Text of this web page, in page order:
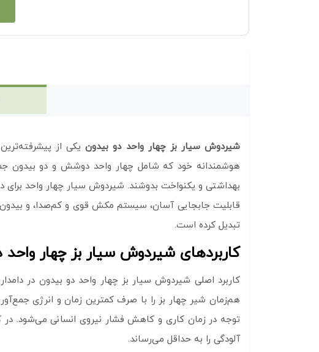
شیردوش سیار بز چهار واحد دو بیدونیکی از
هوشمندانه خود که شامل چهار واحد دوشش و دو بیدون
بهداشتی و یکنواخت بدوشند. شیردوش سیار چهار واحد برای
قابلیت جابجایی آسان، سیستم مکش قوی و کم‌صدا، و
تبدیل کرده است.
کاربردهای شیردوش سیار بز چهار واحد
کاربرد اصلی شیردوش سیار بز چهار واحد دو بیدون در
هم‌زمان شیر چهار بز را با صرف کمترین زمان و انرژی
توجه در زمان کاری و کاهش فشار نیروی انسانی می‌شود.
آلودگی را به حداقل می‌رساند.